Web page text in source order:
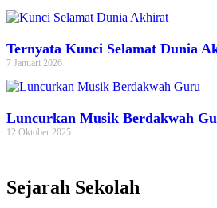
Ternyata Kunci Selamat Dunia
7 Januari 2026
Luncurkan Musik Berdakwah
12 Oktober 2025
Sejarah Sekolah